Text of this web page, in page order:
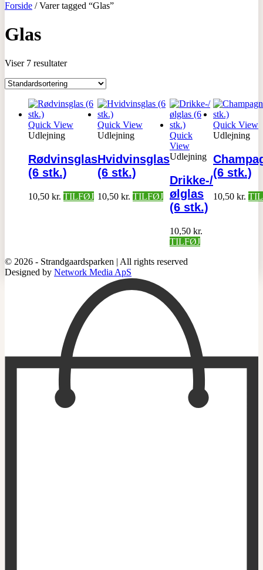
Forside / Varer tagged “Glas”
Glas
Viser 7 resultater
Quick View
Udlejning
Rødvinsglas
(6 stk.)
10,50 kr. TILFØJ
Quick View
Udlejning
Hvidvinsglas
(6 stk.)
10,50 kr. TILFØJ
Quick
View
Udlejning
Drikke-/
ølglas
(6 stk.)
10,50 kr.
TILFØJ
Quick View
Udlejning
(6 stk.)
10,50 kr.
© 2026 - Strandgaardsparken | All rights reserved
Designed by Network Media ApS